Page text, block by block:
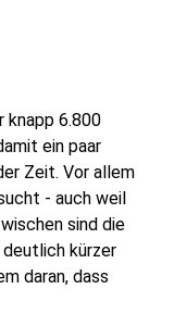
knapp 6.800
ein paar
Zeit. Vor allem
- auch weil
sind die
kürzer
daran, dass